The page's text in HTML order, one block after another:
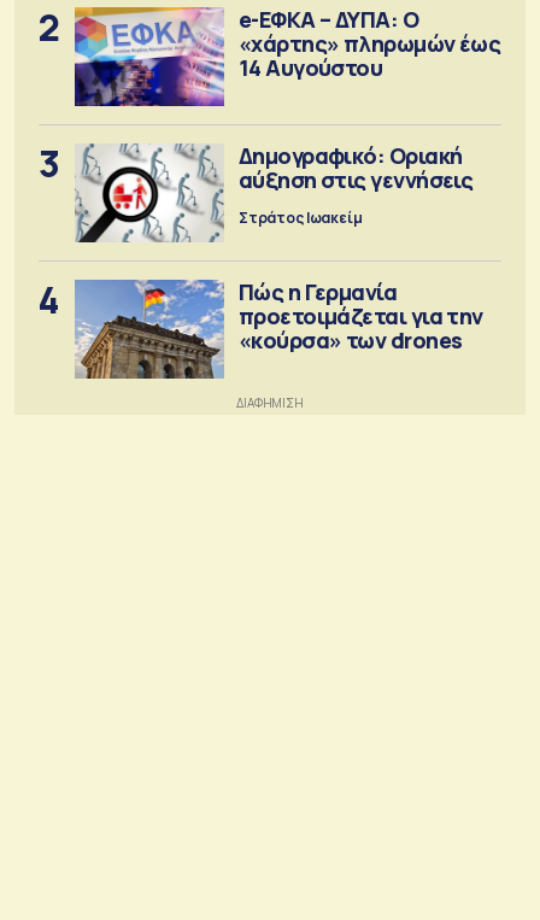
2
e-ΕΦΚΑ – ΔΥΠΑ: Ο
«χάρτης» πληρωμών έως
14 Αυγούστου
3
Δημογραφικό: Οριακή
αύξηση στις γεννήσεις
Στράτος Ιωακείμ
4
Πώς η Γερμανία
προετοιμάζεται για την
«κούρσα» των drones